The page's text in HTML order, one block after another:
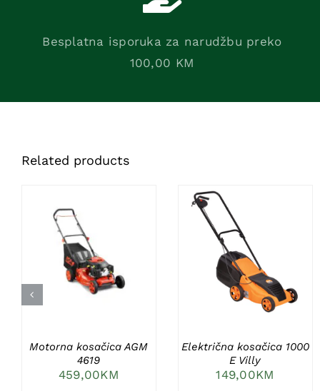
Besplatna isporuka za narudžbu preko
100,00 KM
Related products
DODAJ U KORPU
DETAILS
Motorna kosačica AGM
4619
459,00KM
DODAJ U KORPU
DETAILS
Električna kosačica 1000
E Villy
149,00KM